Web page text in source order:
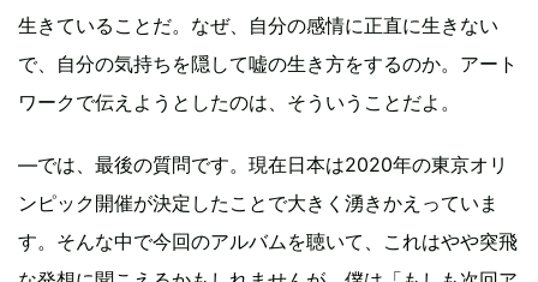
生きていることだ。なぜ、自分の感情に正直に生きない
で、自分の気持ちを隠して嘘の生き方をするのか。アート
ワークで伝えようとしたのは、そういうことだよ。
―では、最後の質問です。現在日本は2020年の東京オリ
ンピック開催が決定したことで大きく湧きかえっていま
す。そんな中で今回のアルバムを聴いて、これはやや突飛